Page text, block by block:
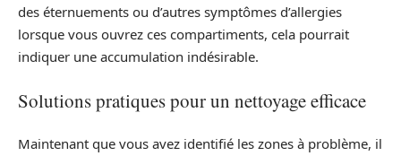
des éternuements ou d’autres symptômes d’allergies
lorsque vous ouvrez ces compartiments, cela pourrait
indiquer une accumulation indésirable.
Solutions pratiques pour un nettoyage efficace
Maintenant que vous avez identifié les zones à problème, il